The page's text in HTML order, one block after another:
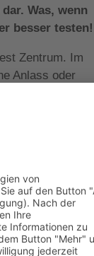
Was, wenn
besser testen!
Zentrum. Im
Anlass oder
PCR-Test
und
96,72
ist daher ideal
online einen
der
vor dem
stehen die